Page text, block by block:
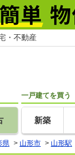
・不動産
一戸建てを買う
新築
県 > 山形市 > 山形駅